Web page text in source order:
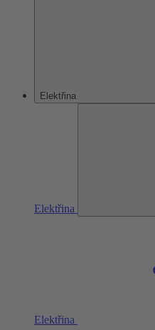
Elektřina
Elektřina
Elektřina